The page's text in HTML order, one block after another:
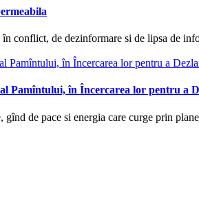
conflict, de dezinformare si de lipsa de
Pamîntului, în Încercarea lor pentru a
de pace si energia care curge prin